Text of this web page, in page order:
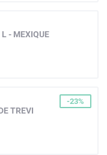
- MEXIQUE
TREVI
-23%